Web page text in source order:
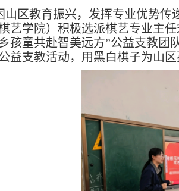
山区教育振兴，发挥专业优势传
艺学院）积极选派棋艺专业主
孩童共赴智美远方”公益支教团
益支教活动，用黑白棋子为山区